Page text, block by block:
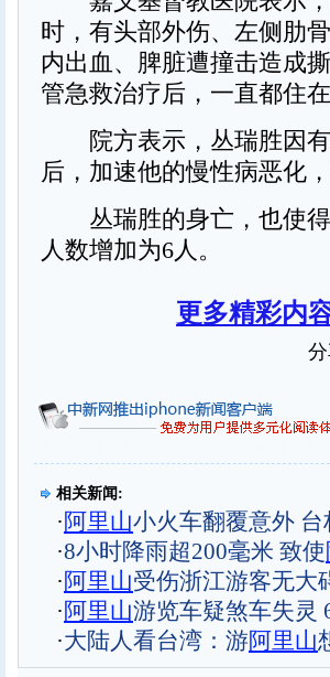
时，有头部外伤、左侧肋
内出血、脾脏遭撞击造成
管急救治疗后，一直都住
院方表示，丛瑞胜因有
后，加速他的慢性病恶化
丛瑞胜的身亡，也使得
人数增加为6人。
更多精彩内
相关新闻:
·阿里山小火车翻覆意外
·8小时降雨超200毫米 致使
·阿里山受伤浙江游客无大
·阿里山游览车疑煞车失灵
·大陆人看台湾：游阿里山